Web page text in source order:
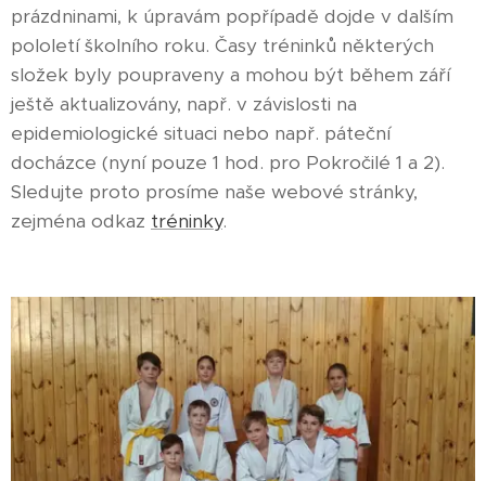
prázdninami, k úpravám popřípadě dojde v dalším
pololetí školního roku. Časy tréninků některých
složek byly poupraveny a mohou být během září
ještě aktualizovány, např. v závislosti na
epidemiologické situaci nebo např. páteční
docházce (nyní pouze 1 hod. pro Pokročilé 1 a 2).
Sledujte proto prosíme naše webové stránky,
zejména odkaz tréninky.